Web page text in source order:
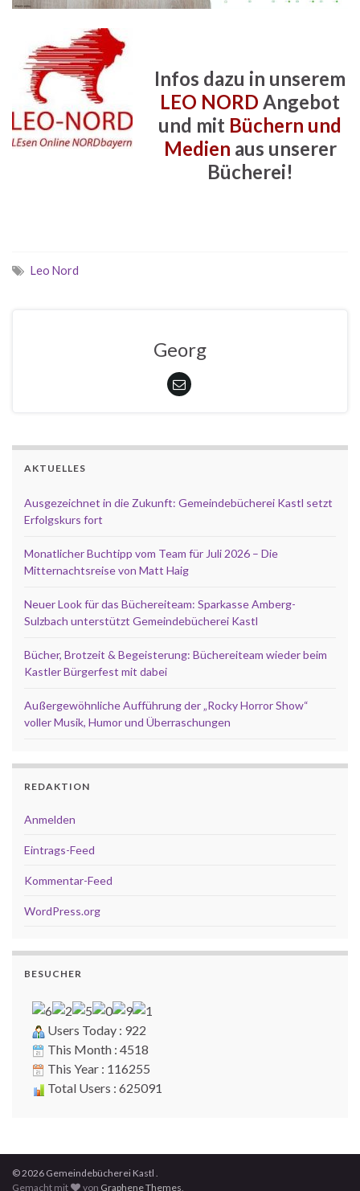
Infos dazu in unserem
LEO NORD Angebot
und mit Büchern und
Medien aus unserer
Bücherei!
Leo Nord
Georg
AKTUELLES
Ausgezeichnet in die Zukunft: Gemeindebücherei Kastl setzt
Erfolgskurs fort
Monatlicher Buchtipp vom Team für Juli 2026 – Die
Mitternachtsreise von Matt Haig
Neuer Look für das Büchereiteam: Sparkasse Amberg-
Sulzbach unterstützt Gemeindebücherei Kastl
Bücher, Brotzeit & Begeisterung: Büchereiteam wieder beim
Kastler Bürgerfest mit dabei
Außergewöhnliche Aufführung der „Rocky Horror Show“
voller Musik, Humor und Überraschungen
REDAKTION
Anmelden
Eintrags-Feed
Kommentar-Feed
WordPress.org
BESUCHER
Users Today : 922
This Month : 4518
This Year : 116255
Total Users : 625091
© 2026 Gemeindebücherei Kastl .
Gemacht mit
von Graphene Themes